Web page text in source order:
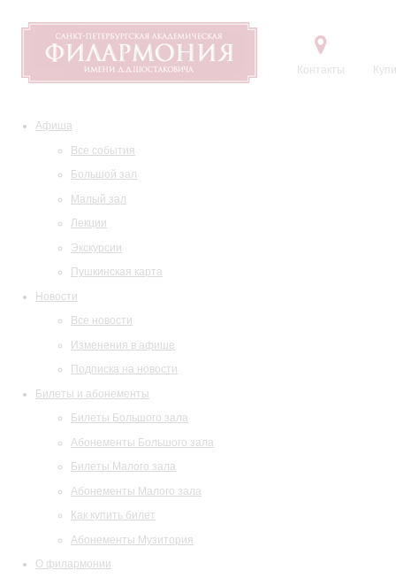
Контакты
Афиша
Все события
Большой зал
Малый зал
Лекции
Экскурсии
Пушкинская карта
Новости
Все новости
Изменения в афише
Подписка на новости
Билеты и абонементы
Билеты Большого зала
Абонементы Большого зала
Билеты Малого зала
Абонементы Малого зала
Как купить билет
Абонементы Музитория
О филармонии